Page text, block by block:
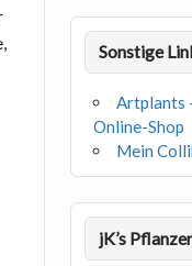
Sonstige
Artplants
Online-Shop
Mein
jK’s